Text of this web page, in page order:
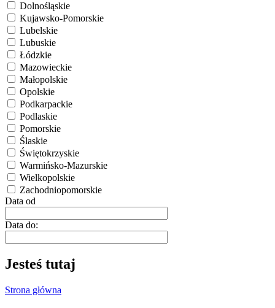
Dolnośląskie
Kujawsko-Pomorskie
Lubelskie
Lubuskie
Łódzkie
Mazowieckie
Małopolskie
Opolskie
Podkarpackie
Podlaskie
Pomorskie
Ślaskie
Świętokrzyskie
Warmińsko-Mazurskie
Wielkopolskie
Zachodniopomorskie
Data od
Data do:
Jesteś tutaj
Strona główna